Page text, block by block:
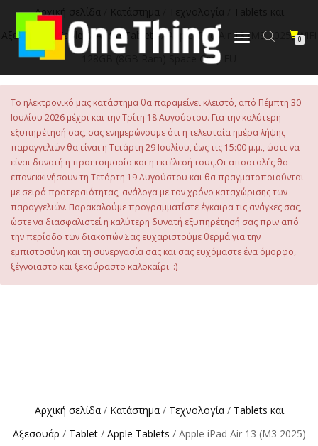
περιεχόμενο
Εναλλαγή
0
Αρχική σελίδα Κατάστημα Τεχνολογία
Tablets και
Αξεσουάρ
Tablet / Apple Tablets / Apple iPad Air 13 (M3 2025) WiFi
128GB (8GB Ram) Space Grey EU
Το ηλεκτρονικό μας κατάστημα θα παραμείνει κλειστό, από Πέμπτη 30
Ιουλίου 2026 μέχρι και την Τρίτη 18 Αυγούστου. Για την καλύτερη
εξυπηρέτησή σας, σας ενημερώνουμε ότι η τελευταία ημέρα λήψης
παραγγελιών θα είναι η Τετάρτη 29 Ιουλίου, έως τις 15:00 μ.μ., ώστε να
είναι δυνατή η προετοιμασία και η εκτέλεσή τους.Οι αποστολές θα
επανεκκινήσουν τη Τετάρτη 19 Αυγούστου και θα πραγματοποιούνται
με σειρά προτεραιότητας, ανάλογα με τον χρόνο καταχώρισης των
παραγγελιών. Παρακαλούμε προγραμματίστε έγκαιρα τις ανάγκες σας,
ώστε να διασφαλιστεί η καλύτερη δυνατή εξυπηρέτησή σας πριν από
την περίοδο των διακοπών.Σας ευχαριστούμε θερμά για την
εμπιστοσύνη και τη συνεργασία σας και σας ευχόμαστε ένα όμορφο,
ξέγνοιαστο και ξεκούραστο καλοκαίρι. :)
Αρχική σελίδα/ Κατάστημα/ Τεχνολογία/ Tablets και
Αξεσουάρ / Tablet/ Apple Tablets / Apple iPad Air 13 (M3 2025)